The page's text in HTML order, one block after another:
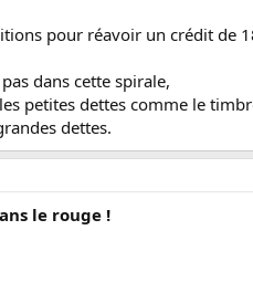
pour réavoir un crédit de
dans cette spirale,
petites dettes comme le
dettes.
le rouge !